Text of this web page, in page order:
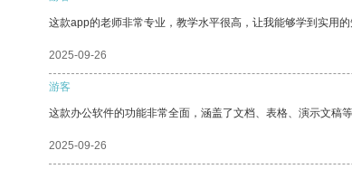
这款app的老师非常专业，教学水平很高，让我能够学到实用的
2025-09-26
游客
这款办公软件的功能非常全面，涵盖了文档、表格、演示文稿
2025-09-26